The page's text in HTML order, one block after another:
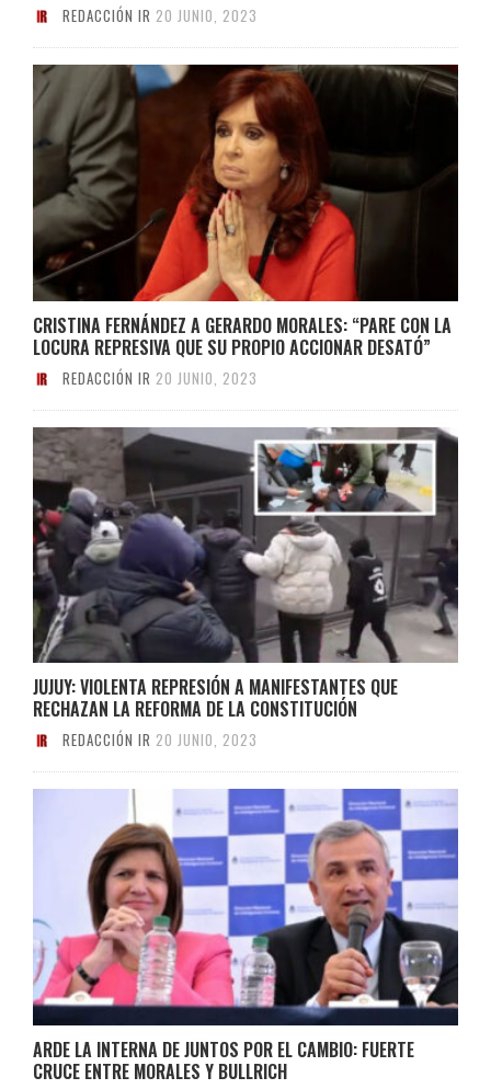
REDACCIÓN IR 20 JUNIO, 2023
CRISTINA FERNÁNDEZ A GERARDO MORALES: “PARE CON LA
LOCURA REPRESIVA QUE SU PROPIO ACCIONAR DESATÓ”
REDACCIÓN IR 20 JUNIO, 2023
JUJUY: VIOLENTA REPRESIÓN A MANIFESTANTES QUE
RECHAZAN LA REFORMA DE LA CONSTITUCIÓN
REDACCIÓN IR 20 JUNIO, 2023
ARDE LA INTERNA DE JUNTOS POR EL CAMBIO: FUERTE
CRUCE ENTRE MORALES Y BULLRICH